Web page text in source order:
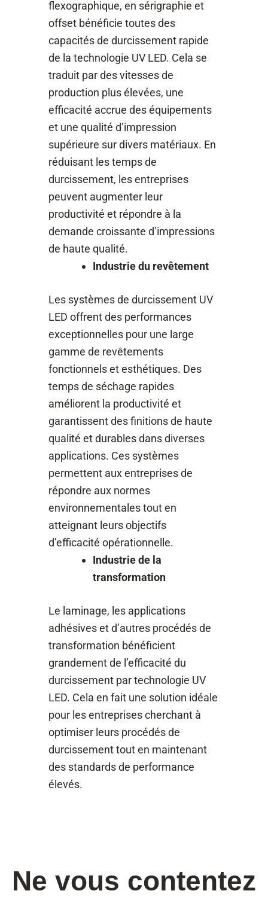
flexographique, en sérigraphie et
offset bénéficie toutes des
capacités de durcissement rapide
de la technologie UV LED. Cela se
traduit par des vitesses de
production plus élevées, une
efficacité accrue des équipements
et une qualité d’impression
supérieure sur divers matériaux. En
réduisant les temps de
durcissement, les entreprises
peuvent augmenter leur
productivité et répondre à la
demande croissante d’impressions
de haute qualité.
Industrie du revêtement
Les systèmes de durcissement UV
LED offrent des performances
exceptionnelles pour une large
gamme de revêtements
fonctionnels et esthétiques. Des
temps de séchage rapides
améliorent la productivité et
garantissent des finitions de haute
qualité et durables dans diverses
applications. Ces systèmes
permettent aux entreprises de
répondre aux normes
environnementales tout en
atteignant leurs objectifs
d’efficacité opérationnelle.
Industrie de la
transformation
Le laminage, les applications
adhésives et d’autres procédés de
transformation bénéficient
grandement de l’efficacité du
durcissement par technologie UV
LED. Cela en fait une solution idéale
pour les entreprises cherchant à
optimiser leurs procédés de
durcissement tout en maintenant
des standards de performance
élevés.
Ne vous contentez